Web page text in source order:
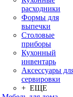
расходники
Формы для
выпечки
Столовые
приборы
Кухонный
инвентарь
Аксессуары
сервировки
+ ЕЩЕ